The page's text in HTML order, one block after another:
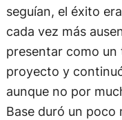
seguían, el éxito
cada vez más
presentar como un
proyecto y
aunque no por
Base duró un poco